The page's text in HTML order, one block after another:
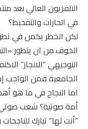
التلفزيون العالي بعد
في الحارات والتفحيط؟
لكن الخطر يكمن في
الخوف من ان يتطور
التوجيهي “الانجاز”
الجامعية فمن الواجب
اما النجاح في ما هو
أمة صوتية؟ شعب
“أنت لها” تبارك